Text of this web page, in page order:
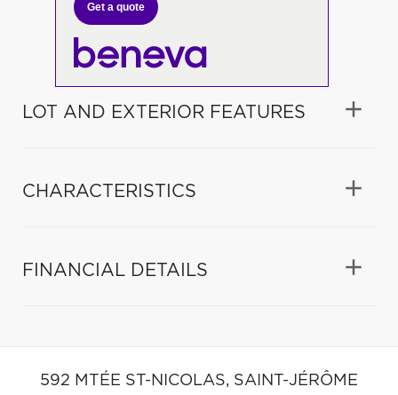
Get a quote
LOT AND EXTERIOR FEATURES
CHARACTERISTICS
FINANCIAL DETAILS
592 MTÉE ST-NICOLAS, SAINT-JÉRÔME